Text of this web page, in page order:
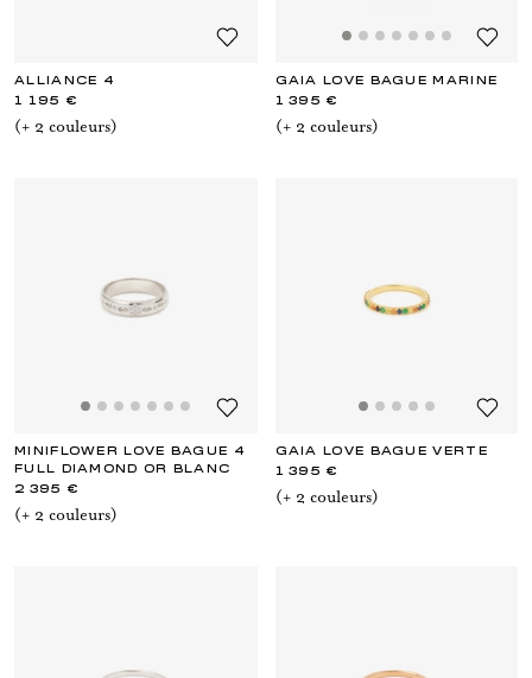
ALLIANCE 4
1 195 €
(+ 2 couleurs)
GAIA LOVE BAGUE MARINE
1 395 €
(+ 2 couleurs)
MINIFLOWER LOVE BAGUE 4
FULL DIAMOND OR BLANC
2 395 €
(+ 2 couleurs)
GAIA LOVE BAGUE VERTE
1 395 €
(+ 2 couleurs)